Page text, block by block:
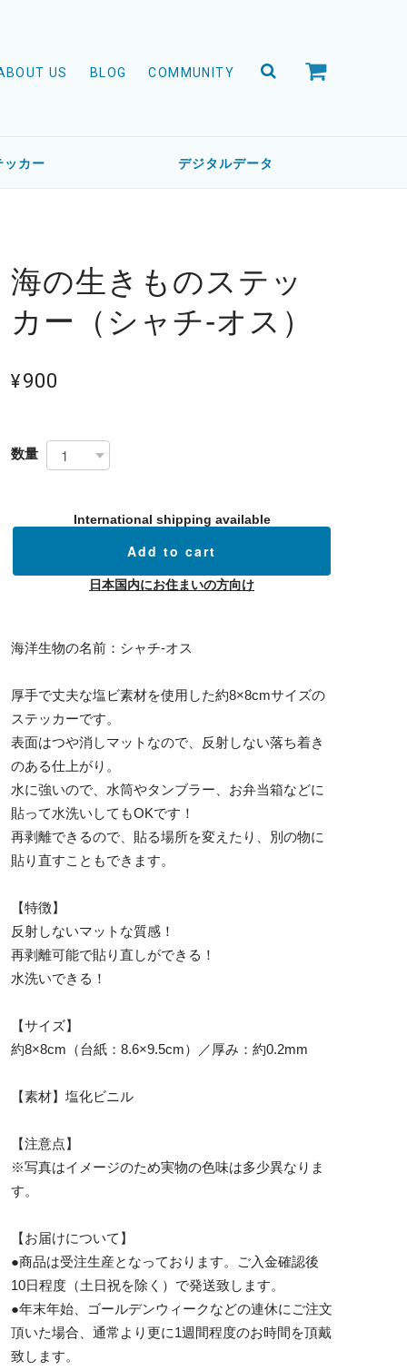
US BLOG COMMUNITY
ッカー デジタルデータ
海の生きものステッ
カー（シャチ-オス）
¥900
数量
International shipping available
Add to cart
日本国内にお住まいの方向け
海洋生物の名前：シャチ-オス
厚手で丈夫な塩ビ素材を使用した約8×8cmサイズの
ステッカーです。
表面はつや消しマットなので、反射しない落ち着き
のある仕上がり。
水に強いので、水筒やタンブラー、お弁当箱などに
貼って水洗いしてもOKです！
再剥離できるので、貼る場所を変えたり、別の物に
貼り直すこともできます。
【特徴】
反射しないマットな質感！
再剥離可能で貼り直しができる！
水洗いできる！
【サイズ】
約8×8cm（台紙：8.6×9.5cm）／厚み：約0.2mm
【素材】塩化ビニル
【注意点】
※写真はイメージのため実物の色味は多少異なりま
す。
【お届けについて】
●商品は受注生産となっております。ご入金確認後
10日程度（土日祝を除く）で発送致します。
●年末年始、ゴールデンウィークなどの連休にご注文
頂いた場合、通常より更に1週間程度のお時間を頂戴
致します。